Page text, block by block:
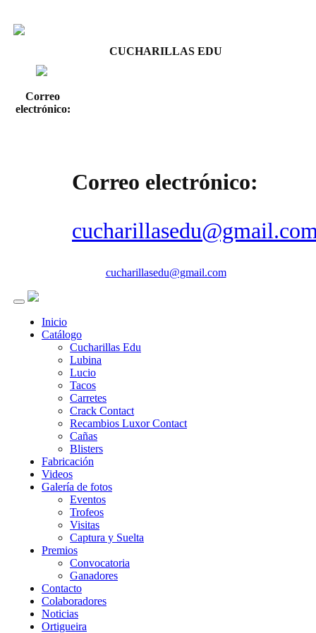
CUCHARILLAS EDU
Correo electrónico:
Correo
electrónico:
cucharillasedu@gmail.com
Inicio
Catálogo
Cucharillas Edu
Lubina
Lucio
Tacos
Carretes
Crack Contact
Recambios Luxor Contact
Cañas
Blisters
Fabricación
Videos
Galería de fotos
Eventos
Trofeos
Visitas
Captura y Suelta
Premios
Convocatoria
Ganadores
Contacto
Colaboradores
Noticias
Ortigueira